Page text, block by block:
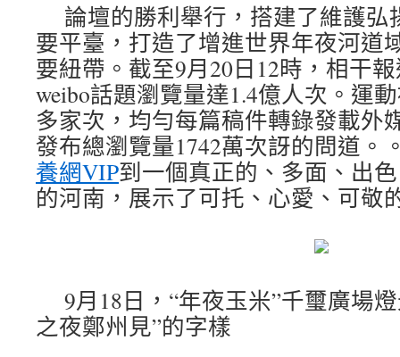
論壇的勝利舉行，搭建了維護
要平臺，打造了增進世界年夜河道
要紐帶。截至9月20日12時，相干
weibo話題瀏覽量達1.4億人次。運
多家次，均勻每篇稿件轉錄發載外
發布總瀏覽量1742萬次訝的問道。
養網VIP到一個真正的、多面、出
的河南，展示了可托、心愛、可敬
9月18日，“年夜玉米”千璽廣場
之夜鄭州見”的字樣